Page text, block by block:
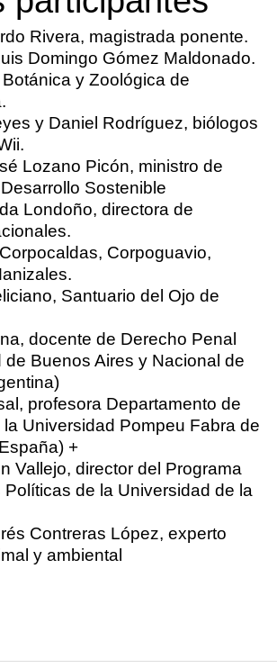
Rivera, magistrada ponente.
Domingo Gómez Maldonado.
y Zoológica de
y Daniel Rodríguez, biólogos
Lozano Picón, ministro de
Sostenible
Londoño, directora de
Corpoguavio,
Santuario del Ojo de
docente de Derecho Penal
de Buenos Aires y Nacional de
profesora Departamento de
Universidad Pompeu Fabra de
+
Vallejo, director del Programa
de la Universidad de la
Contreras López, experto
y ambiental